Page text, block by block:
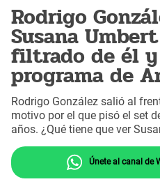
Rodrigo
Susana
filtrado de él
programa de
Rodrigo González salió al
motivo por el que pisó el set
años. ¿Qué tiene que ver
Únete al canal de